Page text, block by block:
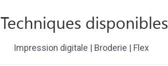
Techniques disponibles
Impression digitale | Broderie | Flex